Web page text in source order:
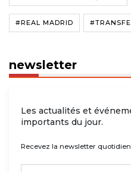
#REAL MADRID
newsletter
Les actualités et
importants du jour.
Recevez la newsletter